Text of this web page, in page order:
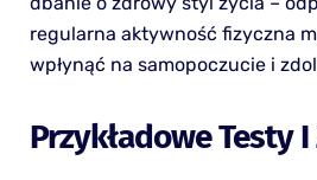
regularna aktywność fizyczna
wpłynąć na samopoczucie i
Przykładowe Testy